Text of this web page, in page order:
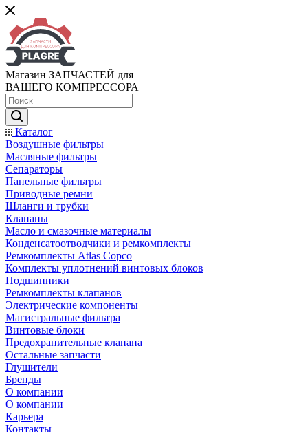
Магазин ЗАПЧАСТЕЙ для
ВАШЕГО КОМПРЕССОРА
Каталог
Воздушные фильтры
Масляные фильтры
Сепараторы
Панельные фильтры
Приводные ремни
Шланги и трубки
Клапаны
Масло и смазочные материалы
Конденсатоотводчики и ремкомплекты
Ремкомплекты Atlas Copco
Комплекты уплотнений винтовых блоков
Подшипники
Ремкомплекты клапанов
Электрические компоненты
Магистральные фильтра
Винтовые блоки
Предохранительные клапана
Остальные запчасти
Глушители
Бренды
О компании
О компании
Карьера
Контакты